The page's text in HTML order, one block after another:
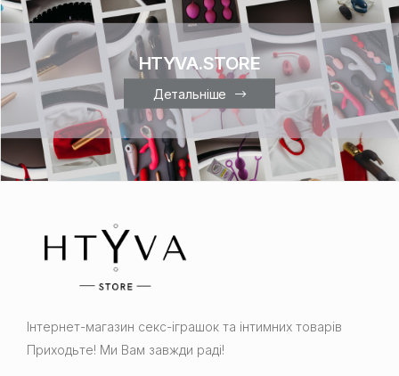
HTYVA.STORE
Детальніше
Інтернет-магазин cекс-іграшок та інтимних товарів
Приходьте! Ми Вам завжди раді!